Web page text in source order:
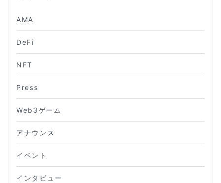
AMA
DeFi
NFT
Press
Web3ゲーム
アナウンス
イベント
インタビュー